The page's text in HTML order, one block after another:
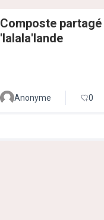
Composte partagé
'lalala'lande
Anonyme 0